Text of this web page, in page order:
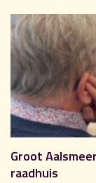
Groot
raadhuis